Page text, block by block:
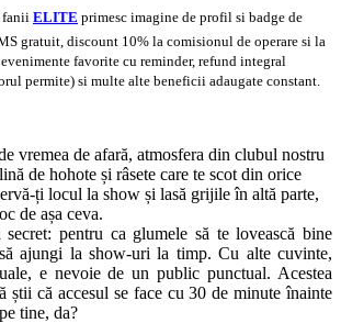
fanii ELITE primesc imagine de profil si badge de
gratuit, discount 10% la comisionul de operare si la
favorite cu reminder, refund integral
permite) si multe alte beneficii adaugate constant.
vremea de afară, atmosfera din clubul nostru
de hohote și râsete care te scot din orice
ți locul la show și lasă grijile în altă parte,
de așa ceva.
pentru ca glumele să te lovească bine
ajungi la show-uri la timp. Cu alte cuvinte,
e nevoie de un public punctual. Acestea
știi că accesul se face cu 30 de minute înainte
tine, da?